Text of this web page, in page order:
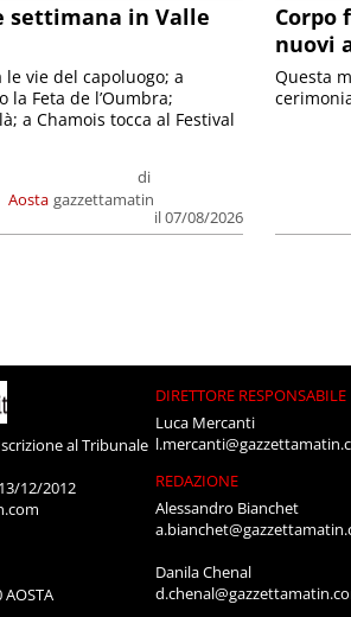
settimana in Valle
Aosta
di
gazzettamatin
il 07/08/2026
vie del capoluogo; a
la Feta de l’Oumbra;
a Chamois tocca al Festival
Corpo
nuovi
Questa
al Tribunale
12/2012
DIRETTORE RESPONSABILE
Luca Mercanti
REDAZIONE
Alessandro Bianchet
Danila Chenal